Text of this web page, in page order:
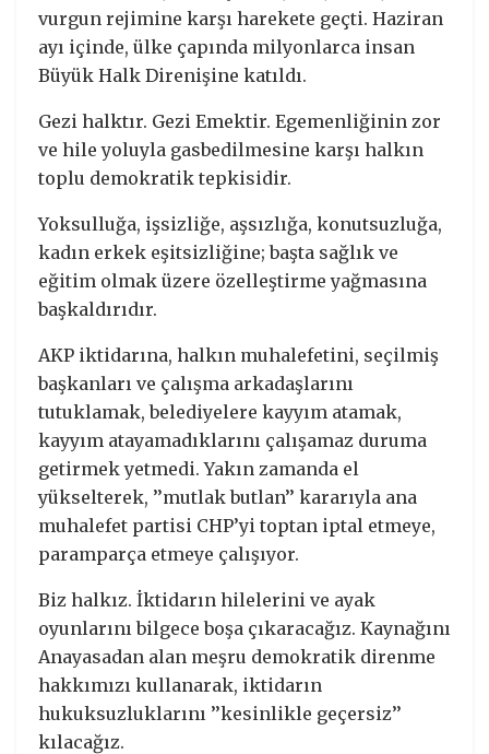
vurgun rejimine karşı harekete geçti. Haziran
ayı içinde, ülke çapında milyonlarca insan
Büyük Halk Direnişine katıldı.
Gezi halktır. Gezi Emektir. Egemenliğinin zor
ve hile yoluyla gasbedilmesine karşı halkın
toplu demokratik tepkisidir.
Yoksulluğa, işsizliğe, aşsızlığa, konutsuzluğa,
kadın erkek eşitsizliğine; başta sağlık ve
eğitim olmak üzere özelleştirme yağmasına
başkaldırıdır.
AKP iktidarına, halkın muhalefetini, seçilmiş
başkanları ve çalışma arkadaşlarını
tutuklamak, belediyelere kayyım atamak,
kayyım atayamadıklarını çalışamaz duruma
getirmek yetmedi. Yakın zamanda el
yükselterek, ’’mutlak butlan’’ kararıyla ana
muhalefet partisi CHP’yi toptan iptal etmeye,
paramparça etmeye çalışıyor.
Biz halkız. İktidarın hilelerini ve ayak
oyunlarını bilgece boşa çıkaracağız. Kaynağını
Anayasadan alan meşru demokratik direnme
hakkımızı kullanarak, iktidarın
hukuksuzluklarını ’’kesinlikle geçersiz’’
kılacağız.